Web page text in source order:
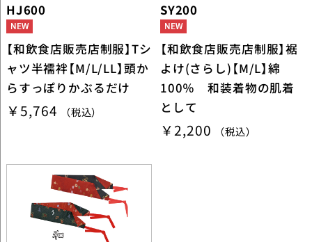
HJ600
【和飲食店販売店制服】Tシ
ャツ半襦袢【M/L/LL】頭か
らすっぽりかぶるだけ
￥5,764 （税込）
SY200
【和飲食店販売店制服】裾
よけ(さらし)【M/L】綿
100％ 和装着物の肌着
として
￥2,200 （税込）